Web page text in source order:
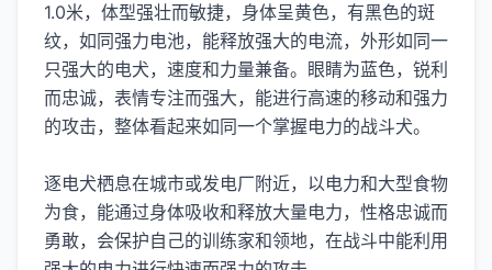
1.0米，体型强壮而敏捷，身体呈黄色，有黑色的斑
纹，如同强力电池，能释放强大的电流，外形如同一
只强大的电犬，速度和力量兼备。眼睛为蓝色，锐利
而忠诚，表情专注而强大，能进行高速的移动和强力
的攻击，整体看起来如同一个掌握电力的战斗犬。
逐电犬栖息在城市或发电厂附近，以电力和大型食物
为食，能通过身体吸收和释放大量电力，性格忠诚而
勇敢，会保护自己的训练家和领地，在战斗中能利用